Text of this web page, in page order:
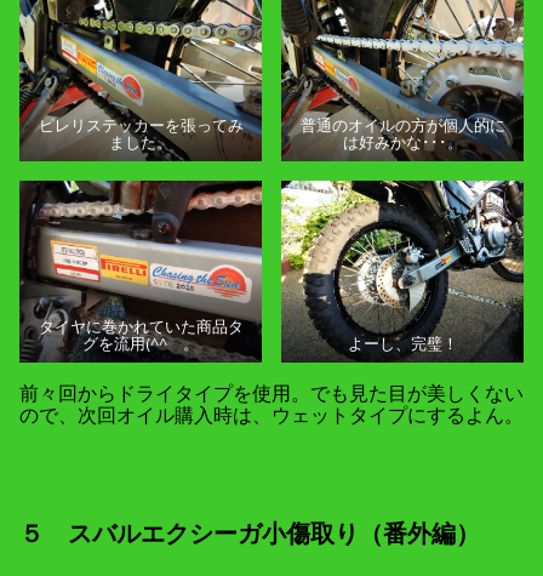
ピレリステッカーを張ってみ
ました。
普通のオイルの方が個人的に
は好みかな･･･。
タイヤに巻かれていた商品タ
グを流用(^^ゞ。 よーし、完璧！
前々回からドライタイプを使用。でも見た目が美しくない
ので、次回オイル購入時は、ウェットタイプにするよん。
５ スバルエクシーガ小傷取り（番外編）